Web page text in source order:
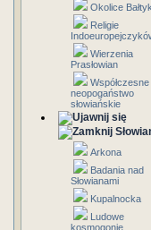
Okolice
Religie
Wierzenia
Prasłowian
Współczesne
neopogaństwo
słowiańskie
Arkona
Badania nad
Słowianami
Kupalnocka
Ludowe
kosmogonie